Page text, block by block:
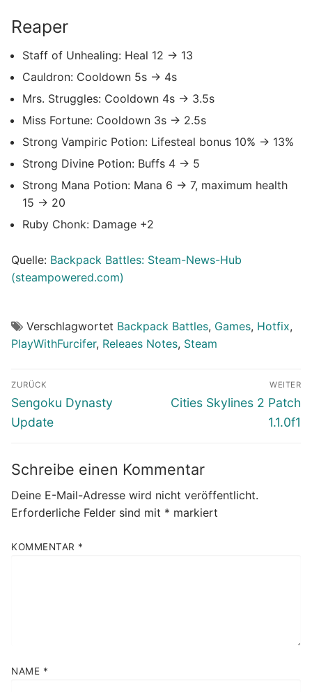
Reaper
Staff of Unhealing: Heal 12 -> 13
Cauldron: Cooldown 5s -> 4s
Mrs. Struggles: Cooldown 4s -> 3.5s
Miss Fortune: Cooldown 3s -> 2.5s
Strong Vampiric Potion: Lifesteal bonus 10% -> 13%
Strong Divine Potion: Buffs 4 -> 5
Strong Mana Potion: Mana 6 -> 7, maximum health
15 -> 20
Ruby Chonk: Damage +2
Quelle: Backpack Battles: Steam-News-Hub
(steampowered.com)
Verschlagwortet Backpack Battles, Games, Hotfix,
PlayWithFurcifer, Releaes Notes, Steam
Beitragsnavigation
ZURÜCK
Vorheriger
Beitrag:
Sengoku Dynasty
Update
WEITER
Nächster
Cities Skylines 2 Patch
1.1.0f1
Schreibe einen Kommentar
Deine E-Mail-Adresse wird nicht veröffentlicht.
Erforderliche Felder sind mit * markiert
KOMMENTAR *
NAME *